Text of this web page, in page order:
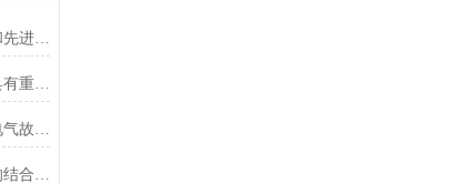
EOCR晃电保护器采用优质材料和先进的电路设计
EOCR晃电保护器在电气系统中具有重要的作用和意义
EOCR晃电保护器是一种有效的电气故障保护设备
EOCR晃电保护器的通讯功能美的结合了控制中心